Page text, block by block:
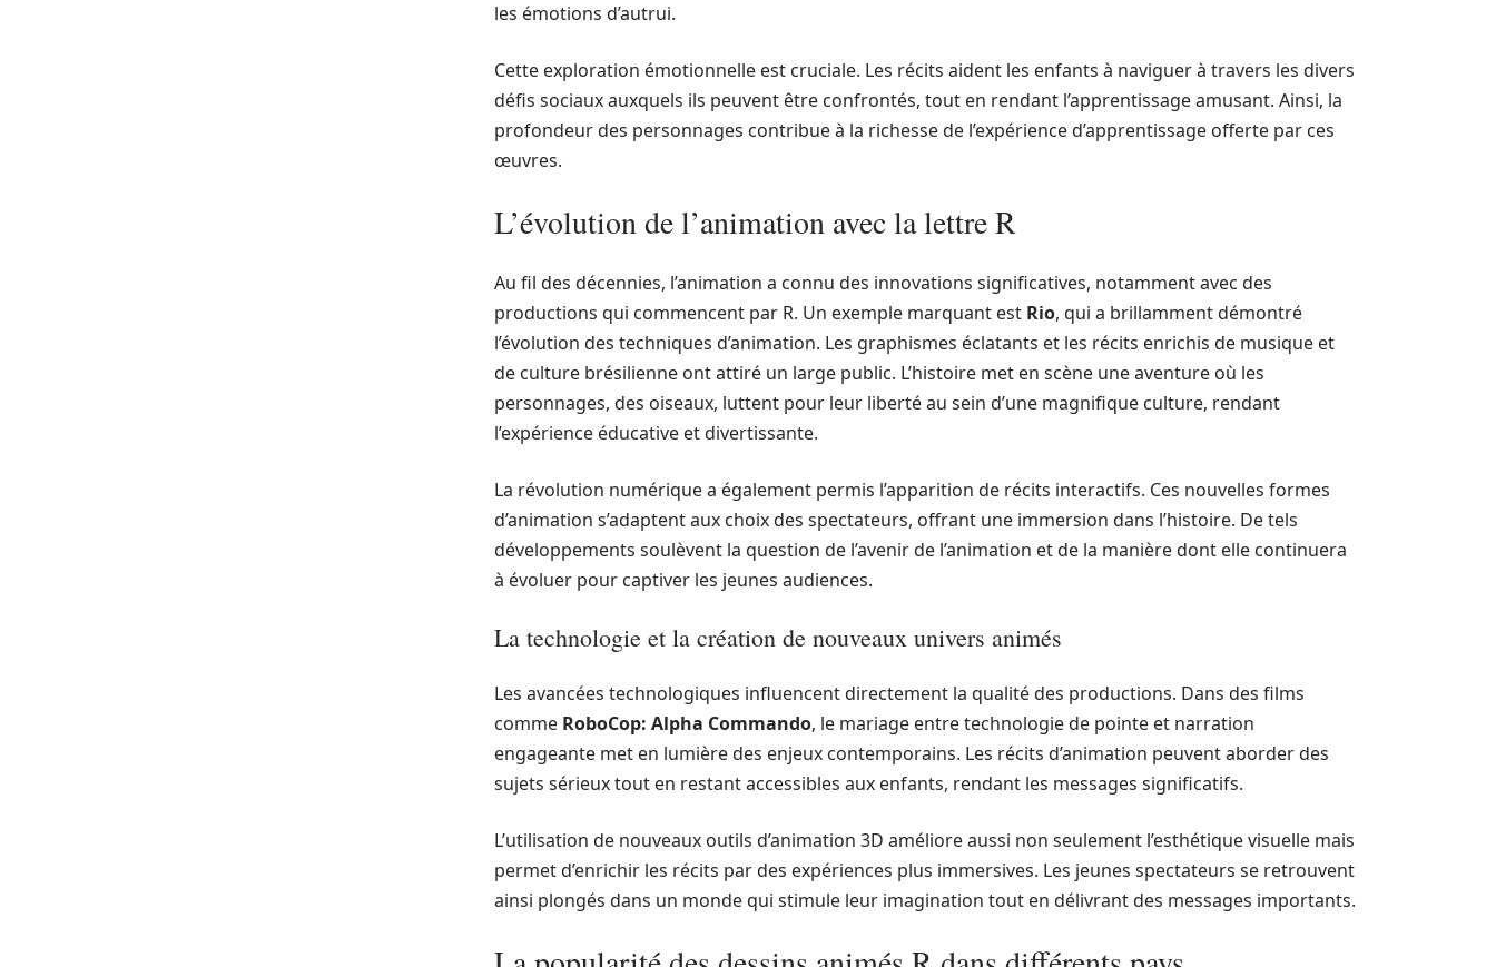
les émotions d’autrui.
Cette exploration émotionnelle est cruciale. Les récits aident les enfants à naviguer à travers les divers
défis sociaux auxquels ils peuvent être confrontés, tout en rendant l’apprentissage amusant. Ainsi, la
profondeur des personnages contribue à la richesse de l’expérience d’apprentissage offerte par ces
œuvres.
L’évolution de l’animation avec la lettre R
Au fil des décennies, l’animation a connu des innovations significatives, notamment avec des
productions qui commencent par R. Un exemple marquant est Rio, qui a brillamment démontré
l’évolution des techniques d’animation. Les graphismes éclatants et les récits enrichis de musique et
de culture brésilienne ont attiré un large public. L’histoire met en scène une aventure où les
personnages, des oiseaux, luttent pour leur liberté au sein d’une magnifique culture, rendant
l’expérience éducative et divertissante.
La révolution numérique a également permis l’apparition de récits interactifs. Ces nouvelles formes
d’animation s’adaptent aux choix des spectateurs, offrant une immersion dans l’histoire. De tels
développements soulèvent la question de l’avenir de l’animation et de la manière dont elle continuera
à évoluer pour captiver les jeunes audiences.
La technologie et la création de nouveaux univers animés
Les avancées technologiques influencent directement la qualité des productions. Dans des films
comme RoboCop: Alpha Commando, le mariage entre technologie de pointe et narration
engageante met en lumière des enjeux contemporains. Les récits d’animation peuvent aborder des
sujets sérieux tout en restant accessibles aux enfants, rendant les messages significatifs.
L’utilisation de nouveaux outils d’animation 3D améliore aussi non seulement l’esthétique visuelle mais
permet d’enrichir les récits par des expériences plus immersives. Les jeunes spectateurs se retrouvent
ainsi plongés dans un monde qui stimule leur imagination tout en délivrant des messages importants.